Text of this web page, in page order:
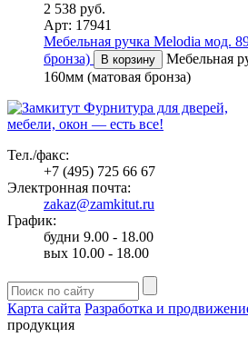
2 538 руб.
Арт: 17941
Мебельная ручка Melodia мод.
бронза)
В корзину
Мебельная
160мм (матовая бронза)
Фурнитура для дверей,
мебели, окон — есть все!
Тел./факс:
+7 (495) 725 66 67
Электронная почта:
zakaz@zamkitut.ru
График:
будни 9.00 - 18.00
вых 10.00 - 18.00
Карта сайта Разработка и
продукция